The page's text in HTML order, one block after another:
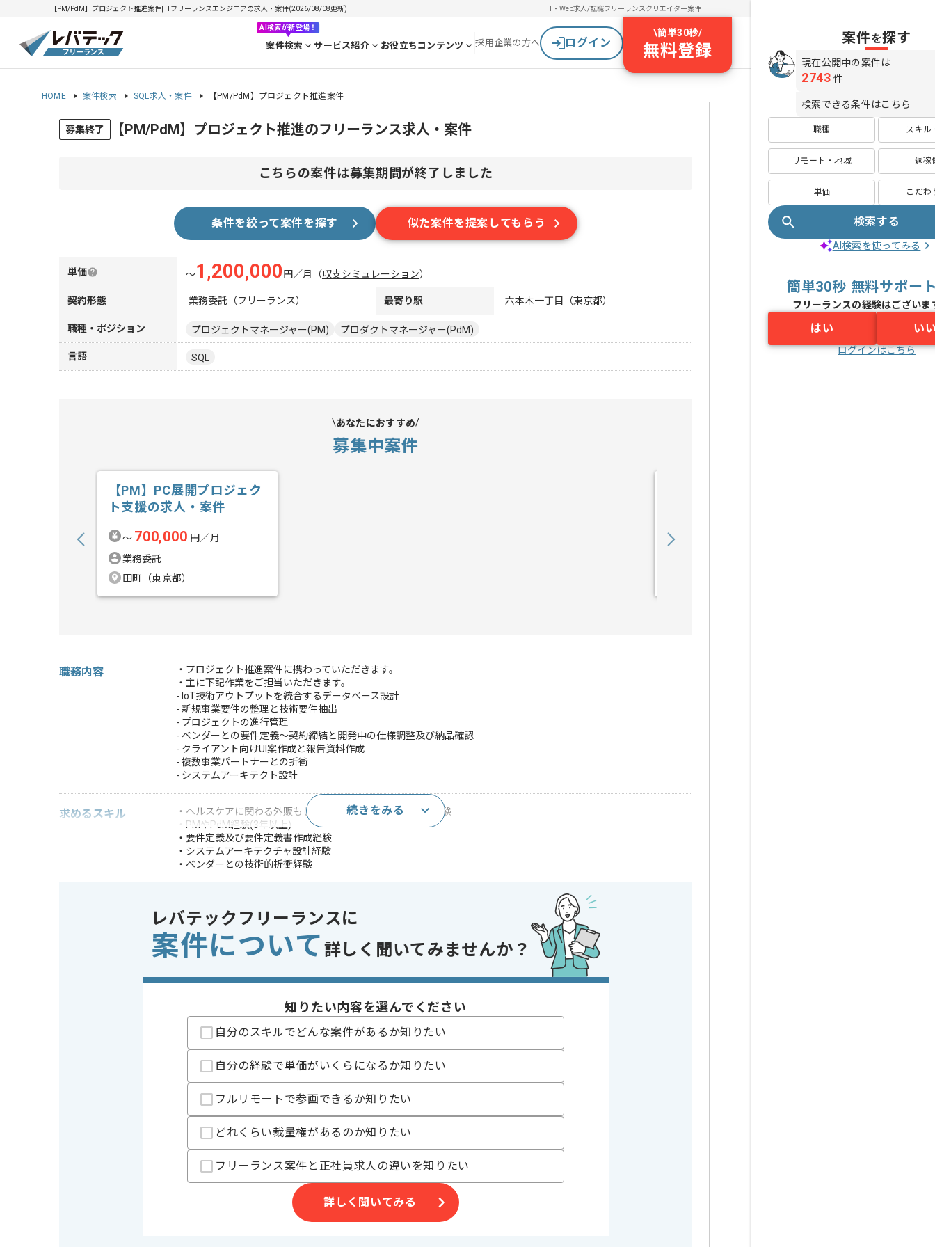
【PM/PdM】プロジェクト推進案件| ITフリーランスエンジニアの求人・案件(2026/08/08更新) IT・Web求人/転職フリーランスクリエイター案件
AI検索が新登場！
案件検索 サービス紹介 お役立ちコンテンツ 採用企業の方へ ログイン
\簡単30秒/
無料登録
HOME 案件検索 SQL求人・案件 【PM/PdM】プロジェクト推進案件
募集終了 【PM/PdM】プロジェクト推進のフリーランス求人・案件
こちらの案件は募集期間が終了しました
条件を絞って案件を探す 似た案件を提案してもらう
単価 〜1,200,000 円／月 （収支シミュレーション）
契約形態 業務委託（フリーランス） 最寄り駅 六本木一丁目（東京都）
職種・ポジション プロジェクトマネージャー(PM) プロダクトマネージャー(PdM)
言語 SQL
あなたにおすすめ
募集中案件
【PM】PC展開プロジェク
ト支援の求人・案件
〜 700,000 円／月
業務委託
田町（東京都）
職務内容
・プロジェクト推進案件に携わっていただきます。
・主に下記作業をご担当いただきます。
- IoT技術アウトプットを統合するデータベース設計
- 新規事業要件の整理と技術要件抽出
- プロジェクトの進行管理
- ベンダーとの要件定義〜契約締結と開発中の仕様調整及び納品確認
- クライアント向けUI案作成と報告資料作成
- 複数事業パートナーとの折衝
- システムアーキテクト設計
求めるスキル
・ヘルスケアに関わる外販もしくはSaasプロダクトの開発経験
・PMやPdM経験(3年以上)
・要件定義及び要件定義書作成経験
・システムアーキテクチャ設計経験
・ベンダーとの技術的折衝経験
歓迎スキル
・アジャイルやスクラム開発におけるマネジメント経験
・モバイルアプリやクラウドを用いた開発経験
・Node.jsを用いた開発経験
・データベースの設計や運用経験
※上記に似た経験やスキルをお持ちであれば申し込み可能なケースもございます！まずはお気軽にご相談ください！
クラウド Google Cloud Platform , AWS
参画実績あり , 20代活躍中 , 30代活躍中
レバテックでの実績がある企業の案件でございます。
PMとPdMの経験を活かすことができます。
複数案件を保有している企業ですので、
ご経験と実績に応じて別案件のご提案も差し上げる場合がございます。
経験豊富なメンバーと成長が出来る環境でございます。
続きをみる
レバテックフリーランスに
案件について 詳しく聞いてみませんか？
知りたい内容を選んでください
自分のスキルでどんな案件があるか知りたい
自分の経験で単価がいくらになるか知りたい
フルリモートで参画できるか知りたい
どれくらい裁量権があるのか知りたい
フリーランス案件と正社員求人の違いを知りたい
詳しく聞いてみる
案件を探す
現在公開中の案件は
2743 件
検索できる条件はこちら
職種 スキル
リモート・地域 週稼
単価 こだわ
検索する
AI検索を使ってみる
簡単30秒 無料サポー
フリーランスの経験はございま
はい い
ログインはこちら